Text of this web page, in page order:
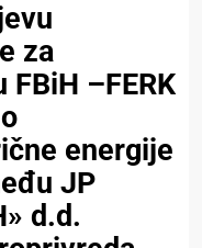
za
–FERK
energije
JP
d.d.